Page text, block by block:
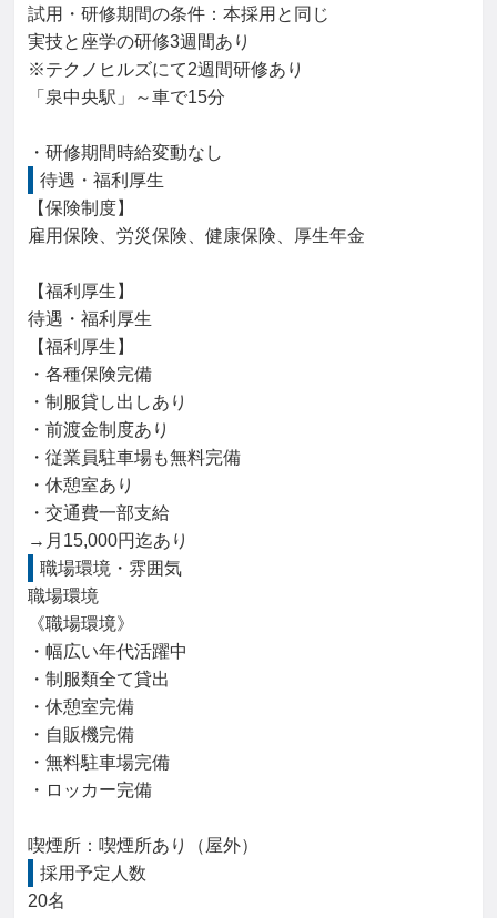
試用・研修期間の条件：本採用と同じ
実技と座学の研修3週間あり
※テクノヒルズにて2週間研修あり
「泉中央駅」～車で15分
待遇・福利厚生
【保険制度】
雇用保険、労災保険、健康保険、厚生年金
【福利厚生】
待遇・福利厚生
【福利厚生】
・各種保険完備
・制服貸し出しあり
・前渡金制度あり
・従業員駐車場も無料完備
・休憩室あり
・交通費一部支給
→月15,000円迄あり
職場環境・雰囲気
職場環境
《職場環境》
・幅広い年代活躍中
・制服類全て貸出
・休憩室完備
・自販機完備
・無料駐車場完備
・ロッカー完備
喫煙所：喫煙所あり（屋外）
採用予定人数
20名